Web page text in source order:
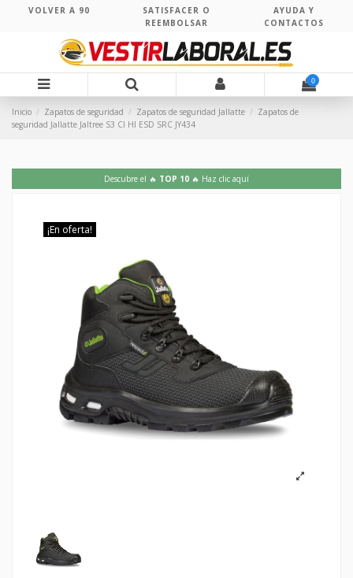
VOLVER A 90
SATISFACER O
REEMBOLSAR
AYUDA Y
CONTACTOS
0
Inicio Zapatos de seguridad Zapatos de seguridad Jallatte
Zapatos de
seguridad Jallatte Jaltree S3 CI HI ESD SRC JY434
Descubre el 🔥 TOP 10 🔥 Haz clic aquí
¡En oferta!